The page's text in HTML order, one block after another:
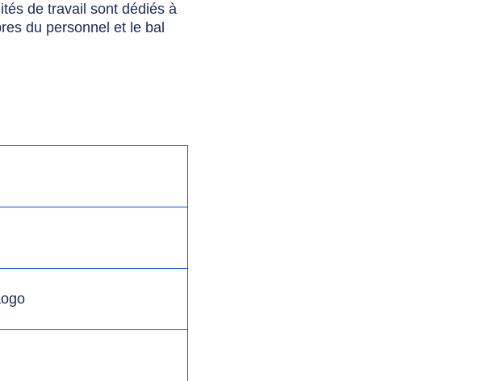
de travail sont dédiés à
du personnel et le bal